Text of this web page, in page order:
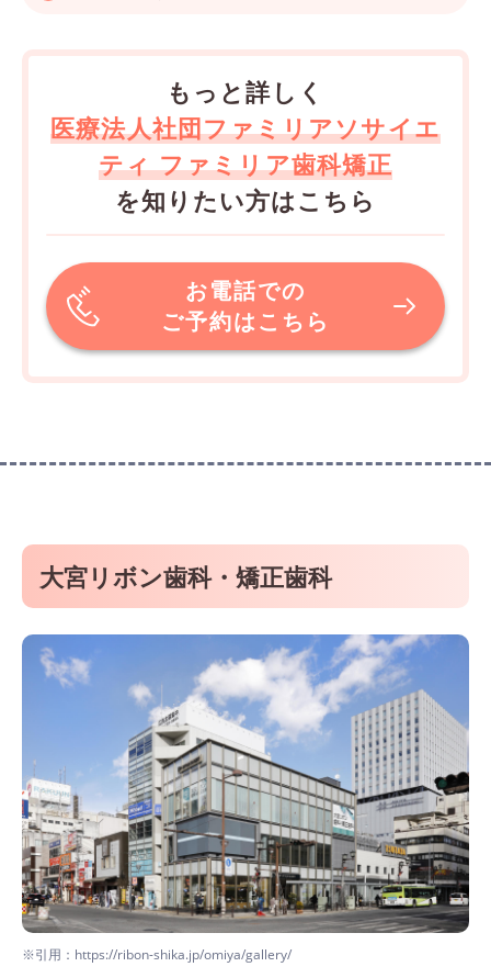
もっと詳しく
医療法人社団ファミリアソサイエ
ティ ファミリア歯科矯正
を知りたい方はこちら
お電話での
ご予約はこちら
大宮リボン歯科・矯正歯科
※引用：https://ribon-shika.jp/omiya/gallery/